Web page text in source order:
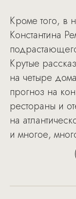
Кроме того, в
Константина
Крутые
на четыре
прогноз на
рестораны и
на
и многое,